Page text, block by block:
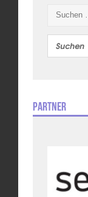
nach:
Partner